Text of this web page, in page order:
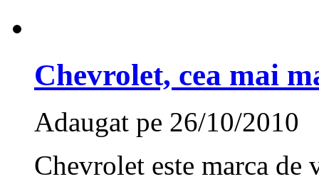
Chevrolet, cea mai
Adaugat pe 26/10/2010
Chevrolet este marca de